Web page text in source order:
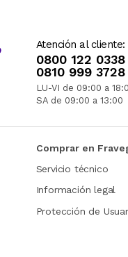
Atención al cliente:
0800 122 0338
0810 999 3728
LU-VI de 09:00 a
SA de 09:00 a 13:00
Comprar en
Servicio técnico
Información legal
Protección de